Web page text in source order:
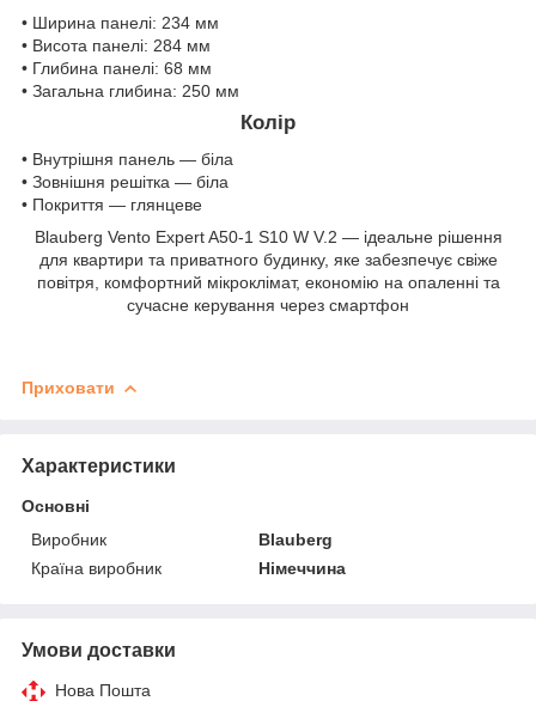
• Ширина панелі: 234 мм
• Висота панелі: 284 мм
• Глибина панелі: 68 мм
• Загальна глибина: 250 мм
Колір
• Внутрішня панель — біла
• Зовнішня решітка — біла
• Покриття — глянцеве
Blauberg Vento Expert A50-1 S10 W V.2 — ідеальне рішення
для квартири та приватного будинку, яке забезпечує свіже
повітря, комфортний мікроклімат, економію на опаленні та
сучасне керування через смартфон
Приховати
Характеристики
Основні
Виробник
Blauberg
Країна виробник
Німеччина
Умови доставки
Нова Пошта